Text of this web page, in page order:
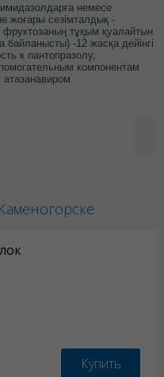
немесе
жоғары сезімталдық -
фруктозаның тұқым қуалайтын
-12 жасқа дейінгі
к пантопразолу,
компонентам
Купить